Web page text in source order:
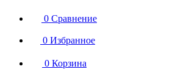
0 Сравнение
0 Избранное
0 Корзина